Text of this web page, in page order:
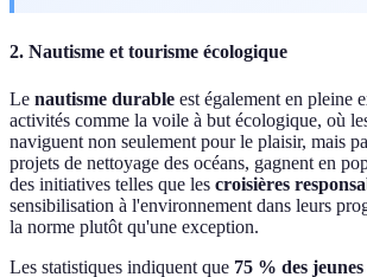
2. Nautisme et tourisme écologique
Le nautisme durable est également en pleine
activités comme la voile à but écologique, où
naviguent non seulement pour le plaisir, mais
projets de nettoyage des océans, gagnent en
des initiatives telles que les croisières
sensibilisation à l'environnement dans leurs
la norme plutôt qu'une exception.
Les statistiques indiquent que 75 % des jeunes